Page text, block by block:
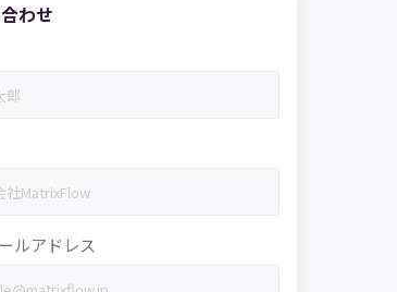
わせ
ルアドレス